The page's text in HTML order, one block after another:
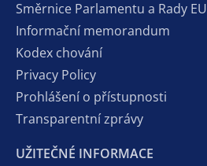
Směrnice Parlamentu a Rady EU
Informační memorandum
Kodex chování
Privacy Policy
Prohlášení o přístupnosti
Transparentní zprávy
UŽITEČNÉ INFORMACE